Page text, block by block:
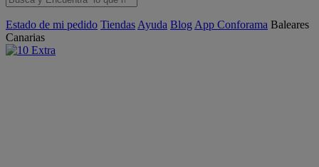
Estado de mi pedido Tiendas Ayuda Blog App Conforama Baleares
Canarias